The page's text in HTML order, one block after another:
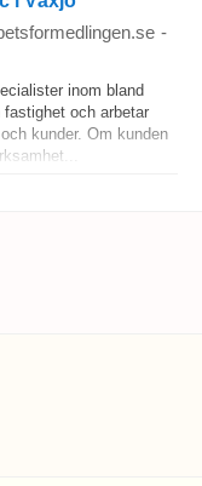
-
inom bland
och arbetar
kunder. Om kunden